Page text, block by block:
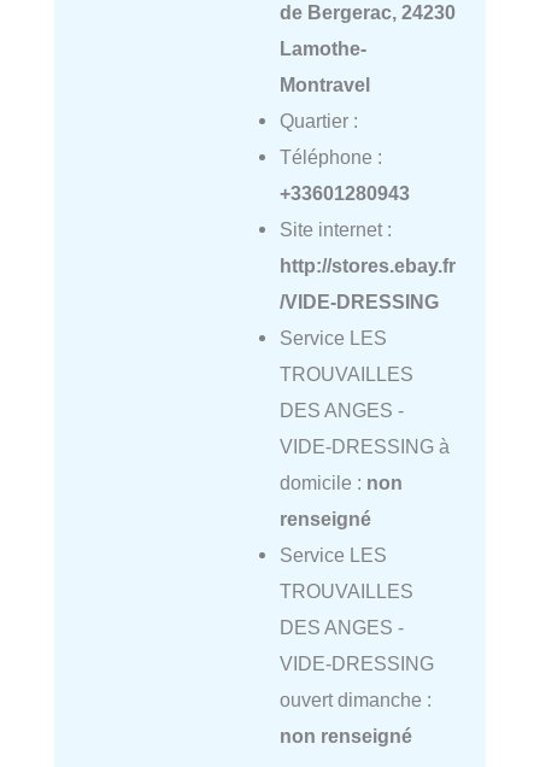
de Bergerac, 24230
Lamothe-
Montravel
Quartier :
Téléphone :
+33601280943
Site internet :
http://stores.ebay.fr
/VIDE-DRESSING
Service LES
TROUVAILLES
DES ANGES -
VIDE-DRESSING à
domicile : non
renseigné
Service LES
TROUVAILLES
DES ANGES -
VIDE-DRESSING
ouvert dimanche :
non renseigné